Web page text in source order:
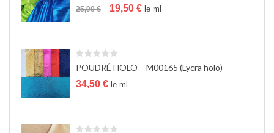
t
i
25,90€
Le
25,90 €.
19,50 €Lele ml
POUDRÉ HOLO – M00165 (Lycra holo)
34,50 € le ml